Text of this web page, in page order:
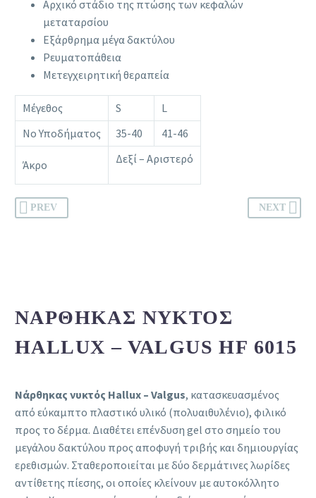
Αρχικό στάδιο της πτώσης των κεφαλών
μεταταρσίου
Εξάρθρημα μέγα δακτύλου
Ρευματοπάθεια
Μετεγχειρητική θεραπεία
Μέγεθος S
L
Νο Υποδήματος
35-40 41-46
Άκρο Δεξί – Αριστερό
PREV NEXT
ΝΆΡΘΗΚΑΣ ΝΥΚΤΌΣ
HALLUX – VALGUS HF 6015
Νάρθηκας νυκτός Hallux – Valgus, κατασκευασμένος
από εύκαμπτο πλαστικό υλικό (πολυαιθυλένιο), φιλικό
προς το δέρμα. Διαθέτει επένδυση gel στο σημείο του
μεγάλου δακτύλου προς αποφυγή τριβής και δημιουργίας
ερεθισμών. Σταθεροποιείται με δύο δερμάτινες λωρίδες
αντίθετης πίεσης, οι οποίες κλείνουν με αυτοκόλλητο